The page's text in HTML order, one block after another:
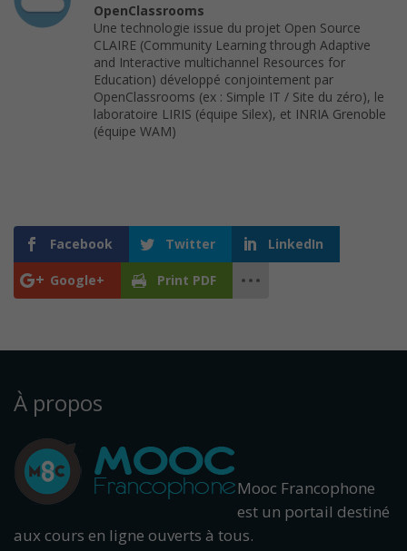
OpenClassrooms
Une technologie issue du projet Open Source
CLAIRE (Community Learning through Adaptive
and Interactive multichannel Resources for
Education) développé conjointement par
OpenClassrooms (ex : Simple IT / Site du zéro), le
laboratoire LIRIS (équipe Silex), et INRIA Grenoble
(équipe WAM)
Facebook Twitter LinkedIn
Google+ Print PDF
À propos
Mooc Francophone
est un portail destiné
aux cours en ligne ouverts à tous.